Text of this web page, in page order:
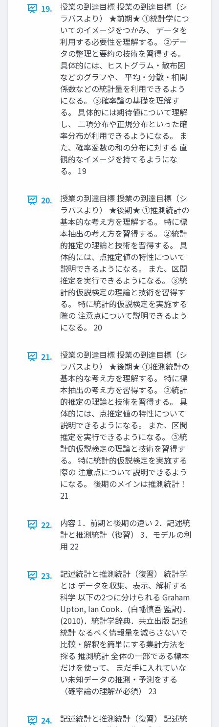
19.
授業の到達目標 授業の到達目標（シ
ラバスより） ★前期★ ①統計学につ
いてのイメージをつかみ、 データを
利用する必要性を理解する。 ②デー
タの整理と要約の技術を習得する。
具体的には、ヒストグラム・散布図
などのグラフや、 平均・分散・相関
係数などの統計量を利用できるよう
になる。 ③確率論の基礎を理解す
る。 具体的には期待値について理解
し、 二項分布や正規分布といった確
率分布が利用できるようになる。 ま
た、確率変数の和の分布に対する 直
観的なイメージを持てるようにな
る。 19
20.
授業の到達目標 授業の到達目標（シ
ラバスより） ★後期★ ①推測統計の
基本的な考え方を理解する。 特に標
本抽出の考え方を習得する。 ②統計
的推定の理論と技術を習得する。 具
体的には、点推定値の特性について
説明できるようになる。 また、区間
推定を実行できるようになる。 ③統
計的仮説検定の理論と技術を習得す
る。 特に統計的仮説検定を実施する
際の 注意点について説明できるよう
になる。 20
21.
授業の到達目標 授業の到達目標（シ
ラバスより） ★後期★ ①推測統計の
基本的な考え方を理解する。 特に標
本抽出の考え方を習得する。 ②統計
的推定の理論と技術を習得する。 具
体的には、点推定値の特性について
説明できるようになる。 また、区間
推定を実行できるようになる。 ③統
計的仮説検定の理論と技術を習得す
る。 特に統計的仮説検定を実施する
際の 注意点について説明できるよう
になる。 後期のメインは推測統計！
21
22.
内容 1．前期と後期の違い 2．記述統
計と推測統計（復習） 3．モデルの利
用 22
23.
記述統計と推測統計（復習） 統計学
とは データを収集、表示、解析する
科学 以下の2つに分けられる Graham
Upton, Ian Cook．(白幡慎吾 監訳)．
(2010)．統計学辞典．共立出版 記述
統計 なるべく情報量を減らさないで
比較・解釈を簡単にする集計方法を
探る 推測統計 全体の一部である標本
だけを使って、 まだ手に入れていな
い未知データの推測・予測をする
（確率論の理解が必須） 23
24.
記述統計と推測統計（復習） 記述統